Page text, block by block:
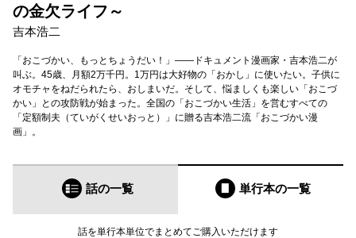
の金欠ライフ～
吉本浩二
「おこづかい、もっとちょうだい！」――ドキュメント漫画家・吉本浩二が
叫ぶ。45歳、月額2万千円。1万円は大好物の「おかし」に使いたい。子供に
オモチャをねだられたら、おしまいだ。そして、悩ましくも楽しい「おこづ
かい」との攻防戦が始まった。全国の「おこづかい生活」を営むすべての
「定額制夫（ていがくせいおっと）」に贈る吉本浩二流「おこづかい漫
画」。
話の一覧 単行本の一覧
話を単行本単位でまとめてご購入いただけます